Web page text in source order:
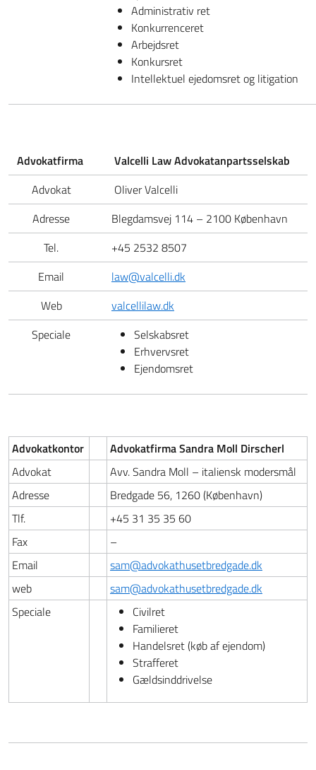
Administrativ ret
Konkurrenceret
Arbejdsret
Konkursret
Intellektuel ejedomsret og litigation
Advokatfirma
Valcelli Law Advokatanpartsselskab
Advokat
Oliver Valcelli
Adresse
Blegdamsvej 114 – 2100 København
Tel.
+45 2532 8507
Email
law@valcelli.dk
Web
valcellilaw.dk
Speciale
Selskabsret
Erhvervsret
Ejendomsret
Advokatkontor
Advokatfirma Sandra Moll Dirscherl
Advokat
Avv. Sandra Moll – italiensk modersmål
Adresse
Bredgade 56, 1260 (København)
Tlf.
+45 31 35 35 60
Fax
–
Email
sam@advokathusetbredgade.dk
web
sam@advokathusetbredgade.dk
Speciale
Civilret
Familieret
Handelsret (køb af ejendom)
Strafferet
Gældsinddrivelse